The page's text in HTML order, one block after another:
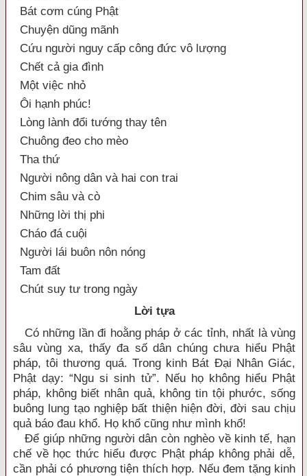
Bát cơm cúng Phật
Chuyện dũng mãnh
Cứu người nguy cấp công đức vô lượng
Chết cả gia đình
Một việc nhỏ
Ôi hạnh phúc!
Lòng lành đổi tướng thay tên
Chuông đeo cho mèo
Tha thứ
Người nông dân và hai con trai
Chim sâu và cò
Những lời thị phi
Cháo đá cuội
Người lái buôn nôn nóng
Tam đất
Chút suy tư trong ngày
Lời tựa
Có những lần đi hoằng pháp ở các tỉnh, nhất là vùng
sâu vùng xa, thấy đa số dân chúng chưa hiểu Phật
pháp, tôi thương quá. Trong kinh Bát Đại Nhân Giác,
Phật dạy: “Ngu si sinh tử”. Nếu họ không hiểu Phật
pháp, không biết nhân quả, không tin tội phước, sống
buông lung tạo nghiệp bất thiện hiện đời, đời sau chịu
quả báo đau khổ. Họ khổ cũng như mình khổ!
Để giúp những người dân còn nghèo về kinh tế, hạn
chế về học thức hiểu được Phật pháp không phải dễ,
cần phải có phương tiện thích hợp. Nếu đem tặng kinh